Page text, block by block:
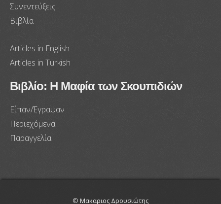
Συνεντεύξεις
Βιβλία
Articles in English
Articles in Turkish
Βιβλίο: Η Μαφία των Σκουπιδιών
Είπαν/Έγραψαν
Περιεχόμενα
Παραγγελία
© Μακαριος Δρουσιώτης